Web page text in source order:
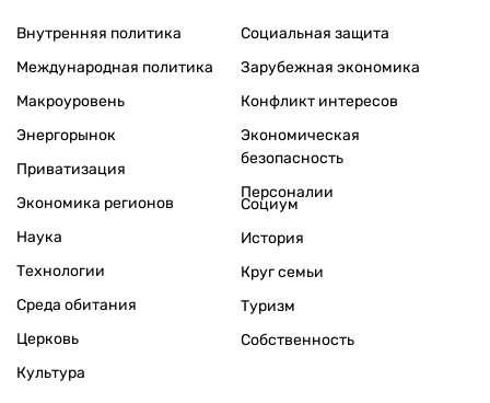
Внутренняя политика
Международная политика
Макроуровень
Энергорынок
Приватизация
Экономика регионов
Социальная защита
Зарубежная экономика
Конфликт интересов
Экономическая
безопасность
Персоналии
Наука
Технологии
Среда обитания
Церковь
Культура
Социум
История
Круг семьи
Туризм
Собственность